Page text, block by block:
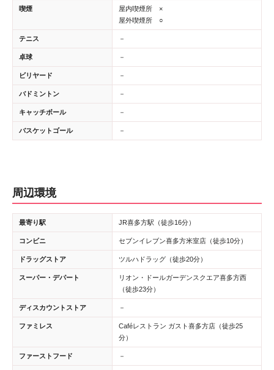
喫煙
屋内喫煙所 ×
屋外喫煙所 ○
テニス －
卓球 －
ビリヤード －
バドミントン －
キャッチボール －
バスケットゴール －
周辺環境
最寄り駅 JR喜多方駅（徒歩16分）
コンビニ セブンイレブン喜多方米室店（徒歩10分）
ドラッグストア ツルハドラッグ（徒歩20分）
スーパー・デパート
リオン・ドールガーデンスクエア喜多方西
（徒歩23分）
ディスカウントストア －
ファミレス
Caféレストラン ガスト喜多方店（徒歩25
分）
ファーストフード －